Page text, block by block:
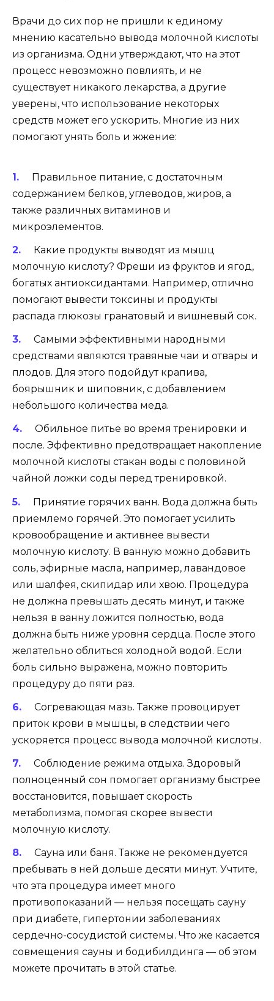
Врачи до сих пор не пришли к единому
мнению касательно вывода молочной кислоты
из организма. Одни утверждают, что на этот
процесс невозможно повлиять, и не
существует никакого лекарства, а другие
уверены, что использование некоторых
средств может его ускорить. Многие из них
помогают унять боль и жжение:
Правильное питание, с достаточным
содержанием белков, углеводов, жиров, а
также различных витаминов и
микроэлементов.
Какие продукты выводят из мышц
молочную кислоту? Фреши из фруктов и ягод,
богатых антиоксидантами. Например, отлично
помогают вывести токсины и продукты
распада глюкозы гранатовый и вишневый сок.
Самыми эффективными народными
средствами являются травяные чаи и отвары и
плодов. Для этого подойдут крапива,
боярышник и шиповник, с добавлением
небольшого количества меда.
Обильное питье во время тренировки и
после. Эффективно предотвращает накопление
молочной кислоты стакан воды с половиной
чайной ложки соды перед тренировкой.
Принятие горячих ванн. Вода должна быть
приемлемо горячей. Это помогает усилить
кровообращение и активнее вывести
молочную кислоту. В ванную можно добавить
соль, эфирные масла, например, лавандовое
или шалфея, скипидар или хвою. Процедура
не должна превышать десять минут, и также
нельзя в ванну ложится полностью, вода
должна быть ниже уровня сердца. После этого
желательно облиться холодной водой. Если
боль сильно выражена, можно повторить
процедуру до пяти раз.
Согревающая мазь. Также провоцирует
приток крови в мышцы, в следствии чего
ускоряется процесс вывода молочной кислоты.
Соблюдение режима отдыха. Здоровый
полноценный сон помогает организму быстрее
восстановится, повышает скорость
метаболизма, помогая скорее вывести
молочную кислоту.
Сауна или баня. Также не рекомендуется
пребывать в ней дольше десяти минут. Учтите,
что эта процедура имеет много
противопоказаний — нельзя посещать сауну
при диабете, гипертонии заболеваниях
сердечно-сосудистой системы. Что же касается
совмещения сауны и бодибилдинга — об этом
можете прочитать в этой статье.